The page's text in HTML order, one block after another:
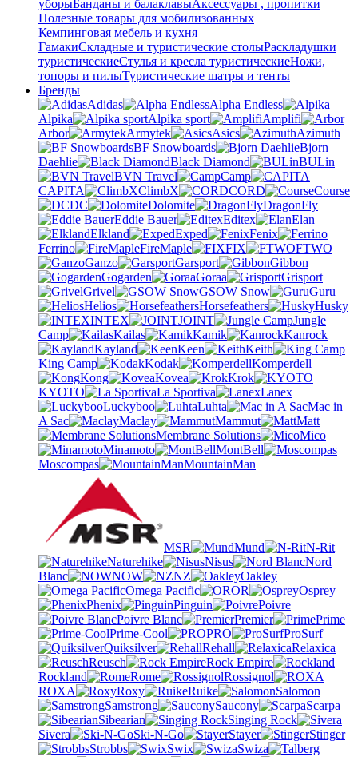
уборыБанданы и балаклавыАксессуары , пропитки
Полезные товары для мобилизованных
Кемпинговая мебель и кухня
ГамакиСкладные и туристические столыРаскладушки
туристическиеСтулья и кресла туристическиеНожи,
топоры и пилыТуристические шатры и тенты
Бренды
Adidas
Alpha Endless
Alpika
Alpika sport
Amplifi
Arbor
Armytek Asics
Azimuth
BF Snowboards
Bjorn
Daehlie
Black Diamond
BULin
BVN Travel
Camp
CAPITA
ClimbX CORD
Course
DC
Dolomite
DragonFly
Eddie Bauer
Editex
Elan
Elkland
Exped
Fenix
Ferrino
FireMaple FIX
FTWO
Ganzo
Garsport
Gibbon
Gogarden
Goraa
Grisport
Grivel
GSOW Snow
Guru
Helios
Horsefeathers
Husky
INTEX
JOINT
Jungle
Camp
Kailas Kamik
Kanrock
Kayland
Keen
Keith
King Camp
Kodak
Komperdell
Kong
Kovea
Krok
KYOTO
La Sportiva
Lanex
Luckyboo
Luhta
Mac in
A Sac
Maclay Mammut
Matt
Membrane Solutions
Mico
Minamoto
MontBell
Moscompas
MountainMan
MSR Mund
N-Rit
Naturehike
Nisus
Nord
Blanc
NOW NZ
Oakley
Omega Pacific
OR
Osprey
Phenix
Pinguin
Poivre
Poivre Blanc
Premier
Prime
Prime-Cool
PRO
ProSurf
Quiksilver
Rehall
Relaxica
Reusch
Rock Empire
Rockland
Rome
Rossignol
ROXA
Roxy Ruike
Salomon
Samstrong
Saucony
Scarpa
Sibearian
Singing Rock
Sivera
Ski-N-Go Stayer
Stinger
Strobbs
Swix
Swiza